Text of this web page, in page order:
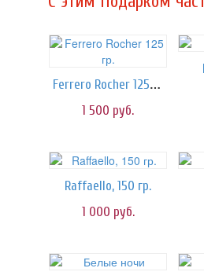
Ferrero Rocher 125 гр.
1 500 руб.
Raffaello, 150 гр.
1 000 руб.